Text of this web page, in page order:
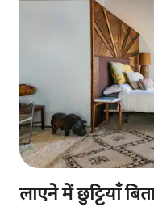
लाएने में छुट्टियाँ